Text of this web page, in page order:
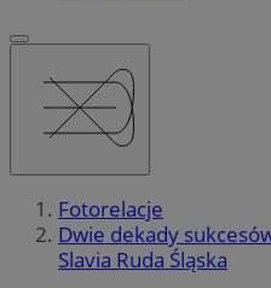
Fotorelacje
Dwie dekady
Slavia Ruda Śląska